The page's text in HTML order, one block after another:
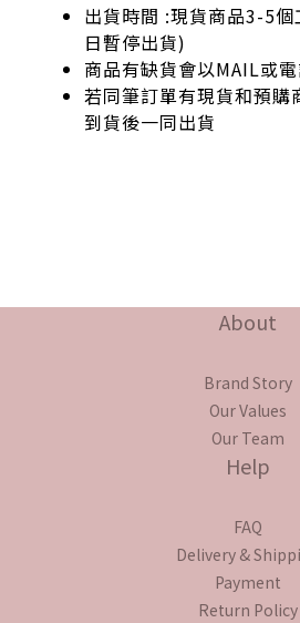
出貨時間 :現貨商品3-5
日暫停出貨)
商品有缺貨會以MAIL或
若同筆訂單有現貨和預購
到貨後一同出貨
About
Brand Story
Our Values
Our Team
Help
FAQ
Delivery &
Payment
Return Policy